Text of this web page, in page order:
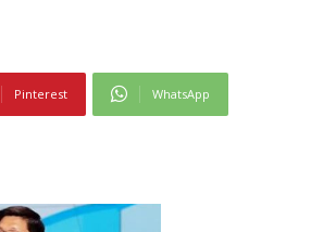
Pinterest WhatsApp